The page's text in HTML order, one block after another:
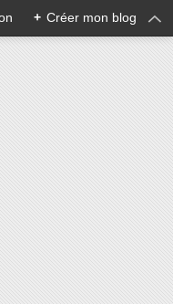
+ Créer mon blog